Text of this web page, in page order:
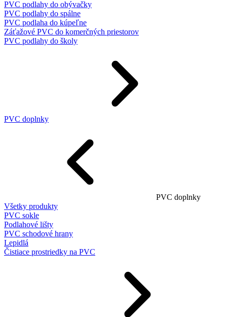
PVC podlahy do obývačky
PVC podlahy do spálne
PVC podlaha do kúpeľne
Záťažové PVC do komerčných priestorov
PVC podlahy do školy
PVC doplnky
PVC doplnky
Všetky produkty
PVC sokle
Podlahové lišty
PVC schodové hrany
Lepidlá
Čistiace prostriedky na PVC